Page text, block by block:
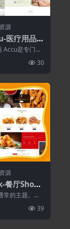
源
医疗用品商
Accu是专门为
30
源
餐厅Shopi
常的主题。它
39